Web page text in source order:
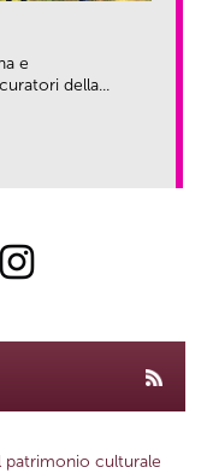
e
della...
patrimonio culturale